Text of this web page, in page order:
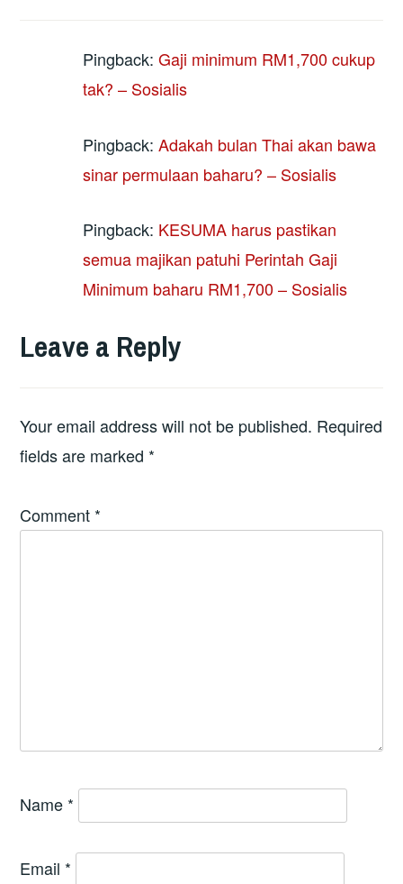
Pingback:Gaji minimum RM1,700 cukup
tak? – Sosialis
Pingback:Adakah bulan Thai akan bawa
sinar permulaan baharu? – Sosialis
Pingback: KESUMA harus pastikan
semua majikan patuhi Perintah Gaji
Minimum baharu RM1,700 – Sosialis
Leave a Reply
Your email address will not be published. Required
fields are marked *
Comment *
Name *
Email *